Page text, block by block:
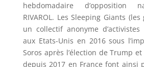
hebdomadaire d’opposition
RIVAROL. Les Sleeping Giants
un collectif anonyme
aux Etats-Unis en 2016 sous
Soros après l’élection de Trump
depuis 2017 en France font ainsi